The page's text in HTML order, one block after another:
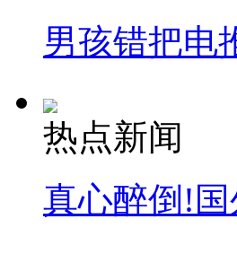
司机酒驾遇交警 急速倒车逃窜
男孩错把电
热点新闻
真心醉倒!